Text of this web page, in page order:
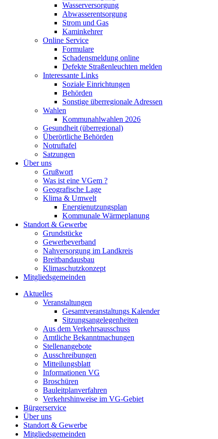
Wasserversorgung
Abwasserentsorgung
Strom und Gas
Kaminkehrer
Online Service
Formulare
Schadensmeldung online
Defekte Straßenleuchten melden
Interessante Links
Soziale Einrichtungen
Behörden
Sonstige überregionale Adressen
Wahlen
Kommunahlwahlen 2026
Gesundheit (überregional)
Überörtliche Behörden
Notruftafel
Satzungen
Über uns
Grußwort
Was ist eine VGem ?
Geografische Lage
Klima & Umwelt
Energienutzungsplan
Kommunale Wärmeplanung
Standort & Gewerbe
Grundstücke
Gewerbeverband
Nahversorgung im Landkreis
Breitbandausbau
Klimaschutzkonzept
Mitgliedsgemeinden
Aktuelles
Veranstaltungen
Gesamtveranstaltungs Kalender
Sitzungsangelegenheiten
Aus dem Verkehrsausschuss
Amtliche Bekanntmachungen
Stellenangebote
Ausschreibungen
Mitteilungsblatt
Informationen VG
Broschüren
Bauleitplanverfahren
Verkehrshinweise im VG-Gebiet
Bürgerservice
Über uns
Standort & Gewerbe
Mitgliedsgemeinden